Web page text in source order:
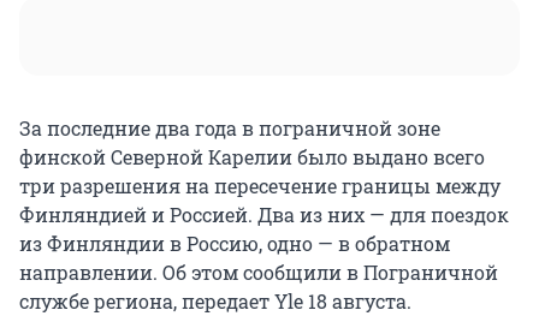
За последние два года в пограничной зоне
финской Северной Карелии было выдано всего
три разрешения на пересечение границы между
Финляндией и Россией. Два из них — для поездок
из Финляндии в Россию, одно — в обратном
направлении. Об этом сообщили в Пограничной
службе региона, передает Yle 18 августа.